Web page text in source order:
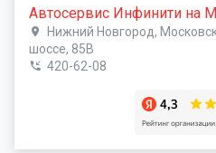
Автосервис Инфинити на
Нижний Новгород,
шоссе, 85В
420-62-08